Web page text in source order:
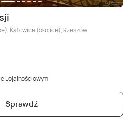
Katowice (okolice), Rzeszów
Lojalnościowym
Sprawdź